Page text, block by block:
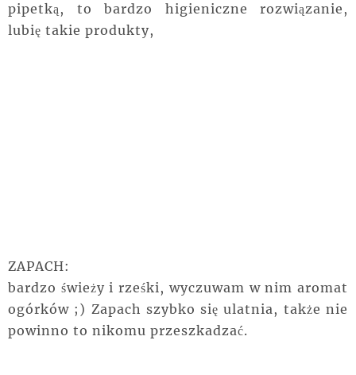
pipetką, to bardzo higieniczne rozwiązanie,
lubię takie produkty,
ZAPACH:
bardzo świeży i rześki, wyczuwam w nim aromat
ogórków ;) Zapach szybko się ulatnia, także nie
powinno to nikomu przeszkadzać.